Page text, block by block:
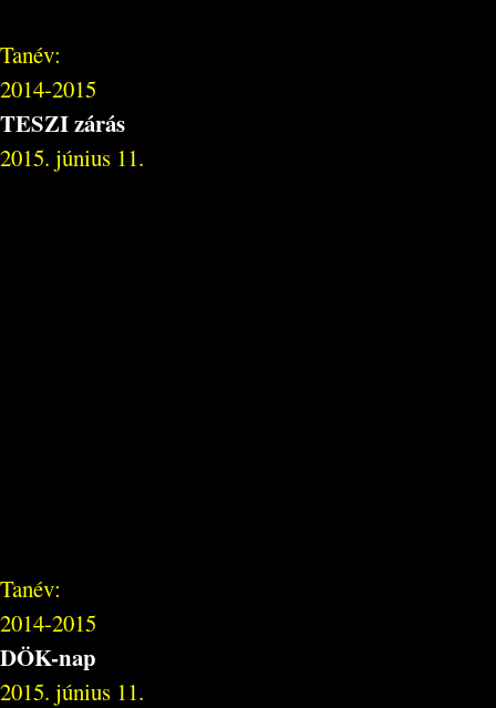
Tanév:
2014-2015
TESZI zárás
2015. június 11.
Tanév:
2014-2015
DÖK-nap
2015. június 11.